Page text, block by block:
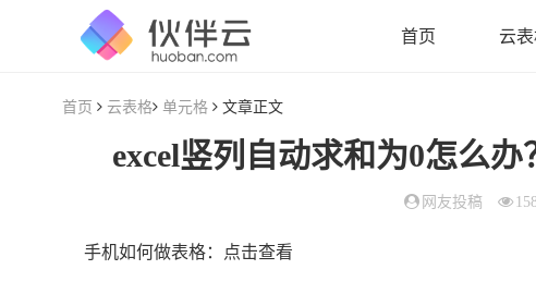
首页 云
首页 云表格 单元格 文章正文
excel竖列自动求和为0怎么办
网友投稿
手机如何做表格：点击查看